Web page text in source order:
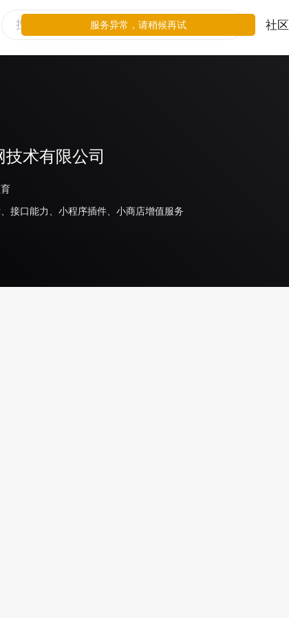
社区
术有限公司
接口能力、小程序插件、小商店增值服务
服务异常，请稍候再试